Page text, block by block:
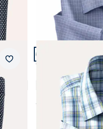
Merkzettel
Artikel 9 von 23.
Passform
Comfort Fit
Extraglatt-Hemd
4,0 (1)
ab € 74,99